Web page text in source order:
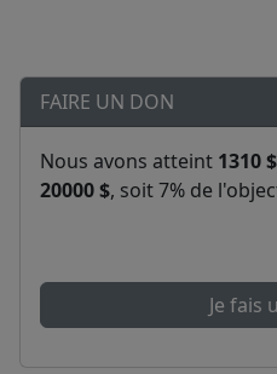
FAIRE UN DON
Nous avons atteint 1310 $
20000 $, soit 7% de
Je fais